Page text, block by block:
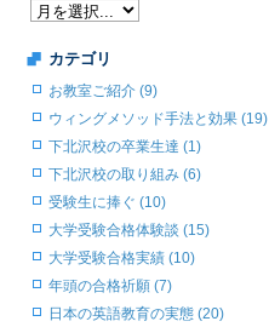
カテゴリ
お教室ご紹介 (9)
ウィングメソッド手法と効果 (19)
下北沢校の卒業生達 (1)
下北沢校の取り組み (6)
受験生に捧ぐ (10)
大学受験合格体験談 (15)
大学受験合格実績 (10)
年頭の合格祈願 (7)
日本の英語教育の実態 (20)